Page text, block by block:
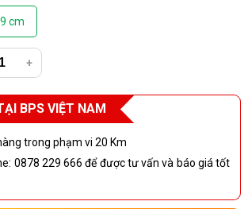
cm
+
BPS VIỆT NAM
trong phạm vi 20 Km
0878 229 666 để được tư vấn và báo giá tốt